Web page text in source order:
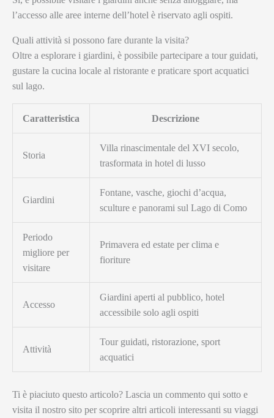
l’accesso alle aree interne dell’hotel è riservato agli ospiti.
Quali attività si possono fare durante la visita?
Oltre a esplorare i giardini, è possibile partecipare a tour guidati,
gustare la cucina locale al ristorante e praticare sport acquatici
sul lago.
Caratteristica Descrizione
Storia
Villa rinascimentale del XVI secolo,
trasformata in hotel di lusso
Giardini
Fontane, vasche, giochi d’acqua,
sculture e panorami sul Lago di Como
Periodo
migliore per
visitare
Primavera ed estate per clima e
fioriture
Accesso
Giardini aperti al pubblico, hotel
accessibile solo agli ospiti
Attività
Tour guidati, ristorazione, sport
acquatici
Ti è piaciuto questo articolo? Lascia un commento qui sotto e
visita il nostro sito per scoprire altri articoli interessanti su viaggi